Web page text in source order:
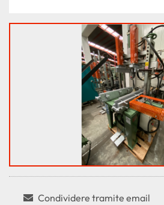
Condividere tramite email